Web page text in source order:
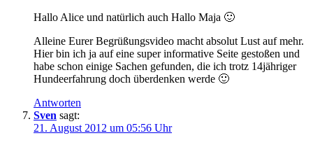
Hallo Alice und natürlich auch Hallo Maja 🙂
Alleine Eurer Begrüßungsvideo macht absolut Lust auf mehr.
Hier bin ich ja auf eine super informative Seite gestoßen und
habe schon einige Sachen gefunden, die ich trotz 14jähriger
Hundeerfahrung doch überdenken werde 🙂
Antworten
Sven sagt:
21. August 2012 um 05:56 Uhr